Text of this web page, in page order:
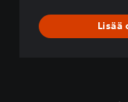
Lisää